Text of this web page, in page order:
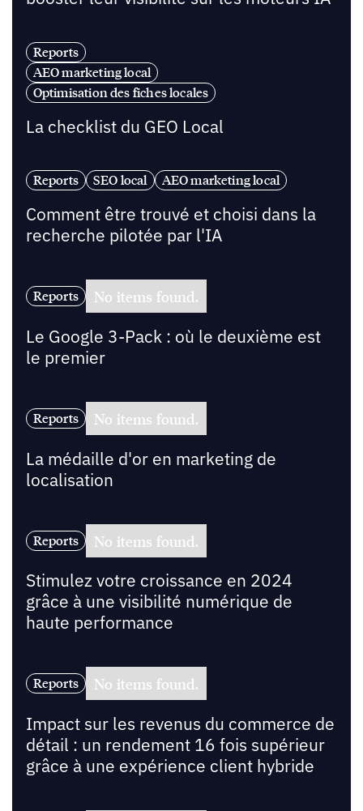
Reports
AEO marketing local
Optimisation des fiches locales
La checklist du GEO Local
Reports SEO local AEO marketing local
Comment être trouvé et choisi dans la
recherche pilotée par l'IA
Reports No items found.
Le Google 3-Pack : où le deuxième est
le premier
Reports No items found.
La médaille d'or en marketing de
localisation
Reports No items found.
Stimulez votre croissance en 2024
grâce à une visibilité numérique de
haute performance
Reports No items found.
Impact sur les revenus du commerce de
détail : un rendement 16 fois supérieur
grâce à une expérience client hybride